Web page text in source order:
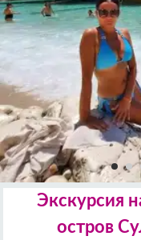
Экскурсия
остров